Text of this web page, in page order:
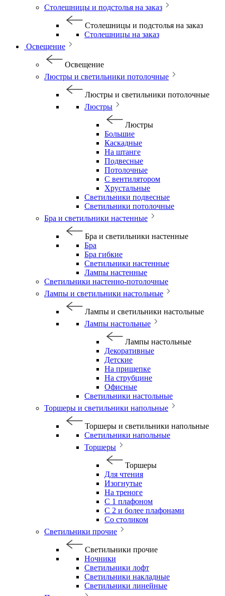
Столешницы и подстолья на заказ
Столешницы и подстолья на заказ
Столешницы на заказ
Освещение
Освещение
Люстры и светильники потолочные
Люстры и светильники потолочные
Люстры
Люстры
Большие
Каскадные
На штанге
Подвесные
Потолочные
С вентилятором
Хрустальные
Светильники подвесные
Светильники потолочные
Бра и светильники настенные
Бра и светильники настенные
Бра
Бра гибкие
Светильники настенные
Лампы настенные
Светильники настенно-потолочные
Лампы и светильники настольные
Лампы и светильники настольные
Лампы настольные
Лампы настольные
Декоративные
Детские
На прищепке
На струбцине
Офисные
Светильники настольные
Торшеры и светильники напольные
Торшеры и светильники напольные
Светильники напольные
Торшеры
Торшеры
Для чтения
Изогнутые
На треноге
С 1 плафоном
С 2 и более плафонами
Со столиком
Светильники прочие
Светильники прочие
Ночники
Светильники лофт
Светильники накладные
Светильники линейные